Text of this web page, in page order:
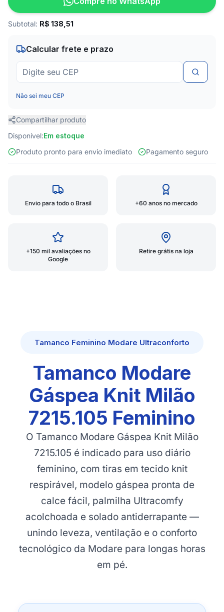
Subtotal: R$ 138,51
Calcular frete e prazo
Não sei meu CEP
Compartilhar produto
Disponível:Em estoque
Produto pronto para envio imediato
Pagamento seguro
Envio para todo o Brasil +60 anos no mercado
+150 mil avaliações no
Google
Retire grátis na loja
Tamanco Feminino Modare Ultraconforto
Tamanco Modare
Gáspea Knit Milão
7215.105 Feminino
O Tamanco Modare Gáspea Knit Milão
7215.105 é indicado para uso diário
feminino, com tiras em tecido knit
respirável, modelo gáspea pronta de
calce fácil, palmilha Ultracomfy
acolchoada e solado antiderrapante —
unindo leveza, ventilação e o conforto
tecnológico da Modare para longas horas
em pé.